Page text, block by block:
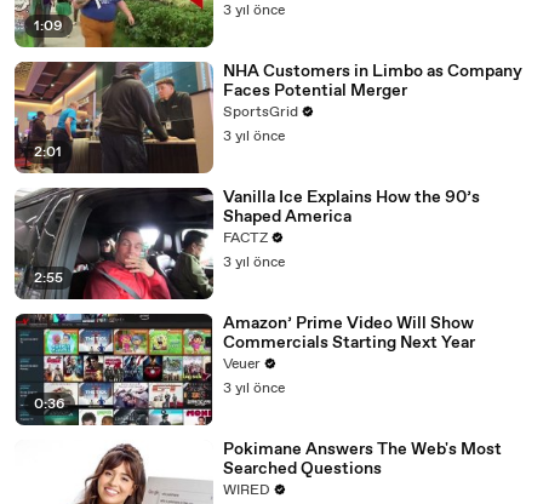
1:09
3 yıl önce
2:01
NHA Customers in Limbo as Company
Faces Potential Merger
SportsGrid
3 yıl önce
2:55
Vanilla Ice Explains How the 90’s
Shaped America
FACTZ
3 yıl önce
0:36
Amazon’ Prime Video Will Show
Commercials Starting Next Year
Veuer
3 yıl önce
Pokimane Answers The Web's Most
Searched Questions
WIRED